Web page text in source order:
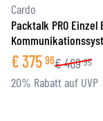
Cardo
Packtalk PRO
€375 96€469 95
20% Rabatt auf UVP